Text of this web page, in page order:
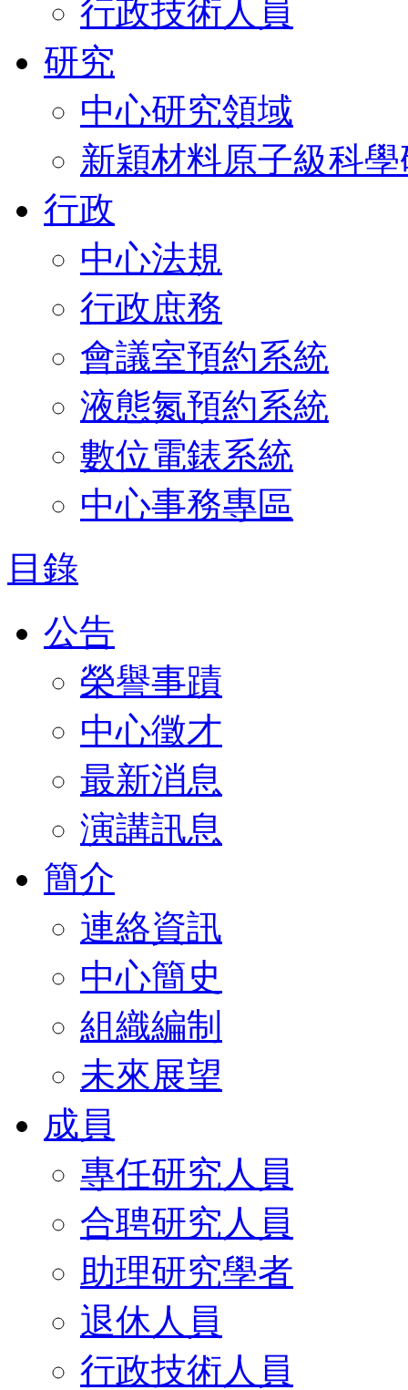
行政技術人員
研究
中心研究領域
新穎材料原子級科
行政
中心法規
行政庶務
會議室預約系統
液態氮預約系統
數位電錶系統
中心事務專區
目錄
公告
榮譽事蹟
中心徵才
最新消息
演講訊息
簡介
連絡資訊
中心簡史
組織編制
未來展望
成員
專任研究人員
合聘研究人員
助理研究學者
退休人員
行政技術人員